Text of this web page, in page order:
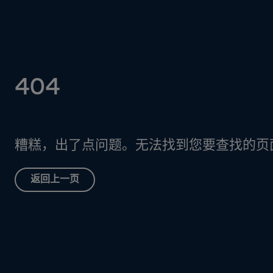
404
糟糕，出了点问题。无法找到您要查找的页
返回上一页